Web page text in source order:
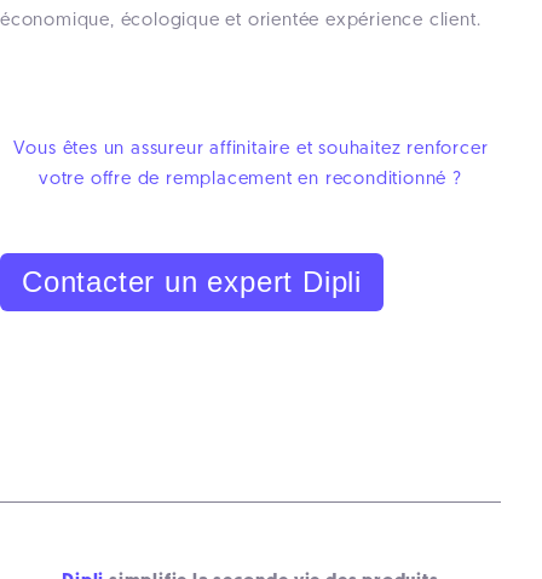
économique, écologique et orientée expérience client.
Vous êtes un assureur affinitaire et souhaitez renforcer
votre offre de remplacement en reconditionné ?
Contacter un expert Dipli